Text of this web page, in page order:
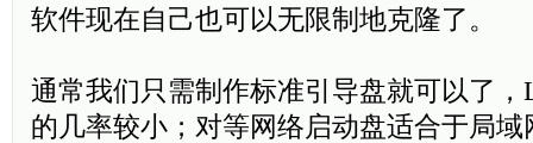
软件现在自己也可以无限制地克隆了。
通常我们只需制作标准引导盘就可以了，
的几率较小；对等网络启动盘适合于局域